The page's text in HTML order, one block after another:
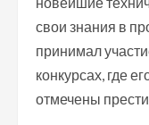
свои знания в
принимал
конкурсах, где
отмечены